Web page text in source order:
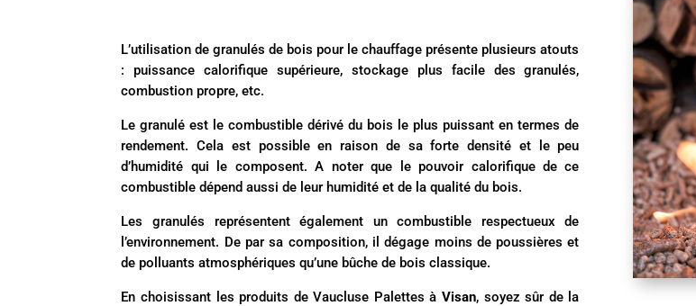
L’utilisation de granulés de bois pour le chauffage présente plusieurs atouts
: puissance calorifique supérieure, stockage plus facile des granulés,
combustion propre, etc.
Le granulé est le combustible dérivé du bois le plus puissant en termes de
rendement. Cela est possible en raison de sa forte densité et le peu
d’humidité qui le composent. A noter que le pouvoir calorifique de ce
combustible dépend aussi de leur humidité et de la qualité du bois.
Les granulés représentent également un combustible respectueux de
l’environnement. De par sa composition, il dégage moins de poussières et
de polluants atmosphériques qu’une bûche de bois classique.
En choisissant les produits de Vaucluse Palettes àVisan, soyez sûr de la